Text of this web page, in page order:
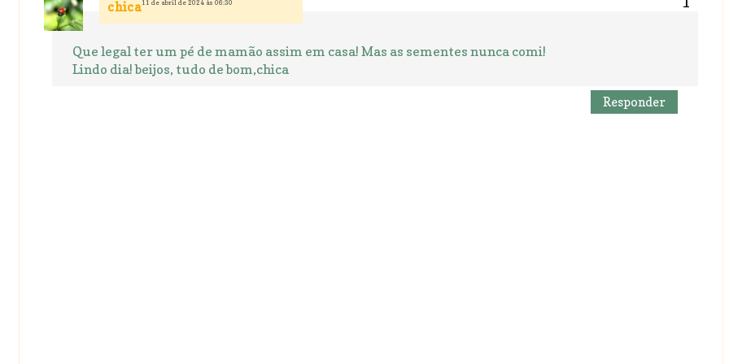
chica11 de abril de 2024 às 06:30
Que legal ter um pé de mamão assim em casa! Mas as sementes nunca comi!
Lindo dia! beijos, tudo de bom,chica
Responder